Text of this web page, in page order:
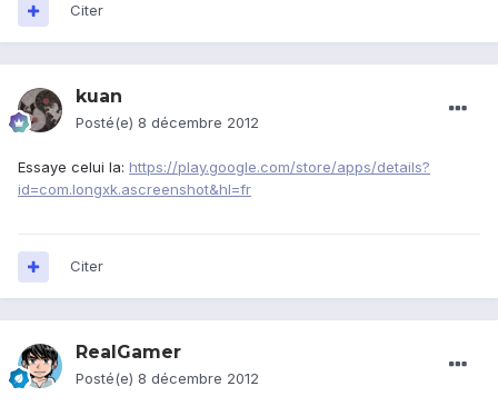
Citer
kuan
Posté(e) 8 décembre 2012
Essaye celui la: https://play.google.com/store/apps/details?
id=com.longxk.ascreenshot&hl=fr
Citer
RealGamer
Posté(e) 8 décembre 2012